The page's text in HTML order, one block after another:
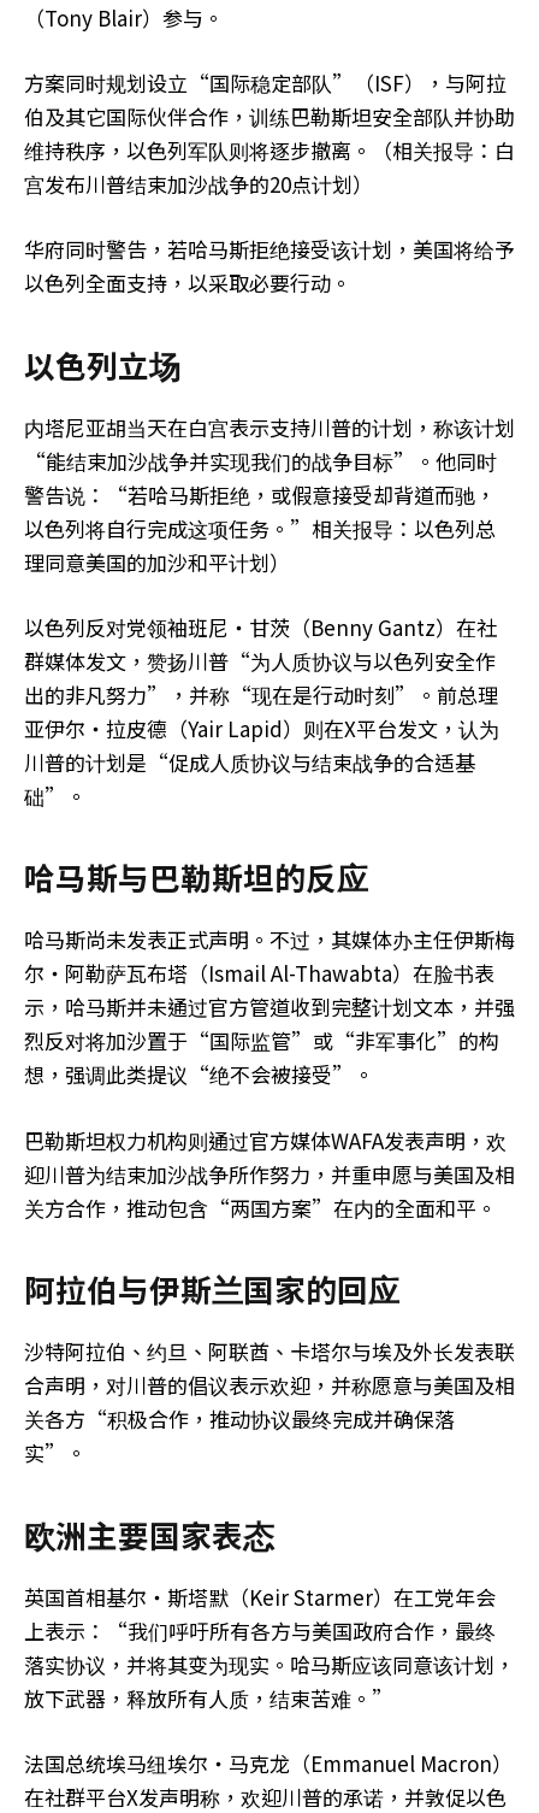
（Tony Blair）参与。
方案同时规划设立“国际稳定部队”（ISF），与阿拉
伯及其它国际伙伴合作，训练巴勒斯坦安全部队并协助
维持秩序，以色列军队则将逐步撤离。（相关报导：白
宫发布川普结束加沙战争的20点计划）
华府同时警告，若哈马斯拒绝接受该计划，美国将给予
以色列全面支持，以采取必要行动。
以色列立场
内塔尼亚胡当天在白宫表示支持川普的计划，称该计划
“能结束加沙战争并实现我们的战争目标”。他同时
警告说：“若哈马斯拒绝，或假意接受却背道而驰，
以色列将自行完成这项任务。”相关报导：以色列总
理同意美国的加沙和平计划）
以色列反对党领袖班尼・甘茨（Benny Gantz）在社
群媒体发文，赞扬川普“为人质协议与以色列安全作
出的非凡努力”，并称“现在是行动时刻”。前总理
亚伊尔・拉皮德（Yair Lapid）则在X平台发文，认为
川普的计划是“促成人质协议与结束战争的合适基
础”。
哈马斯与巴勒斯坦的反应
哈马斯尚未发表正式声明。不过，其媒体办主任伊斯梅
尔・阿勒萨瓦布塔（Ismail Al-Thawabta）在脸书表
示，哈马斯并未通过官方管道收到完整计划文本，并强
烈反对将加沙置于“国际监管”或“非军事化”的构
想，强调此类提议“绝不会被接受”。
巴勒斯坦权力机构则通过官方媒体WAFA发表声明，欢
迎川普为结束加沙战争所作努力，并重申愿与美国及相
关方合作，推动包含“两国方案”在内的全面和平。
阿拉伯与伊斯兰国家的回应
沙特阿拉伯、约旦、阿联酋、卡塔尔与埃及外长发表联
合声明，对川普的倡议表示欢迎，并称愿意与美国及相
关各方“积极合作，推动协议最终完成并确保落
实”。
欧洲主要国家表态
英国首相基尔・斯塔默（Keir Starmer）在工党年会
上表示：“我们呼吁所有各方与美国政府合作，最终
落实协议，并将其变为现实。哈马斯应该同意该计划，
放下武器，释放所有人质，结束苦难。”
法国总统埃马纽埃尔‧马克龙（Emmanuel Macron）
在社群平台X发声明称，欢迎川普的承诺，并敦促以色